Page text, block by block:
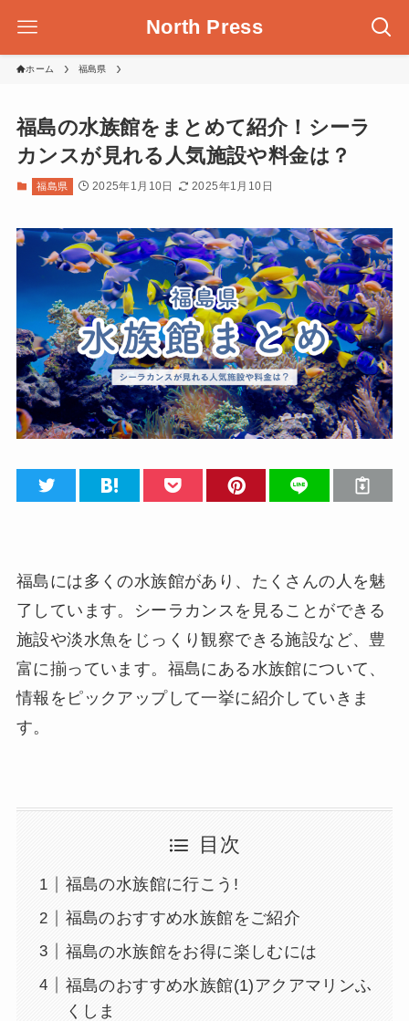
North Press
ホーム 福島県
福島の水族館をまとめて紹介！シーラ
カンスが見れる人気施設や料金は？
福島県 2025年1月10日 2025年1月10日
福島には多くの水族館があり、たくさんの人を魅
了しています。シーラカンスを見ることができる
施設や淡水魚をじっくり観察できる施設など、豊
富に揃っています。福島にある水族館について、
情報をピックアップして一挙に紹介していきま
す。
目次
福島の水族館に行こう!
福島のおすすめ水族館をご紹介
福島の水族館をお得に楽しむには
福島のおすすめ水族館(1)アクアマリンふ
くしま